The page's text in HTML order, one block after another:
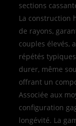
sections
La construction
de rayons,
couples élevés,
répétés typiques
durer, même
offrant un
Associée aux
configuration
longévité. La